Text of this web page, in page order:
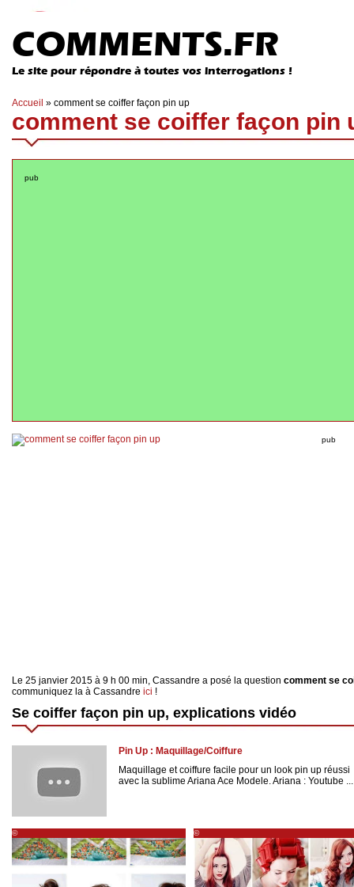
COMMENTS.FR
Le site pour répondre à toutes vos interrogations !
Accueil » comment se coiffer façon pin up
comment se coiffer façon pin
pub
pub
Le 25 janvier 2015 à 9 h 00 min, Cassandre a posé la question comment se
communiquez la à Cassandre ici !
Se coiffer façon pin up, explications vidéo
Pin Up : Maquillage/Coiffure
Maquillage et coiffure facile pour un look pin up réussi
avec la sublime Ariana Ace Modele. Ariana : Youtube ...
©
http://www.accessoirescheveuxchic.com/blog/les-
accessoires-cheveux/porter/nouer-foulard-
cheveux-pin-up/
©
http://www.accessoirescheveuxchic.com/
soiree/